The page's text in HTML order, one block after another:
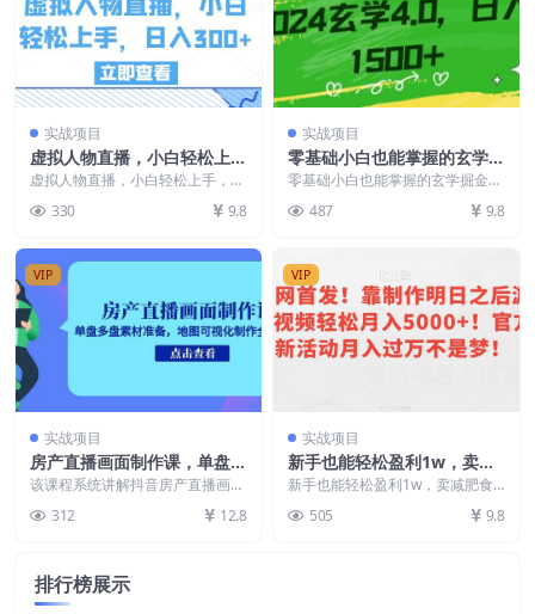
实战项目
虚拟人物直播，小白轻松上
手，日入300+【揭秘】
虚拟人物直播，小白轻松上手，日
打扮娃娃.mp...
330 9.8
实战项目
零基础小白也能掌握的玄学掘
金秘籍，每日轻松赚取1500
元！附带详细教学和引流技
巧，快速入门【揭秘】
零基础小白也能掌握的玄学掘金秘
详细教学和引流技巧...
487 9.8
VIP
实战项目
房产直播画面制作课，单盘多
盘素材准备，地图可视化制作
全流程
该课程系统讲解抖音房产直播画面
素材制作、地图可视化...
312 12.8
VIP
实战项目
新手也能轻松盈利1w，卖减
肥食谱玩法秘籍，新手也玩转
小红书详细教程【揭秘】
新手也能轻松盈利1w，卖减肥食
细教程【揭秘】 内容...
505 9.8
排行榜展示